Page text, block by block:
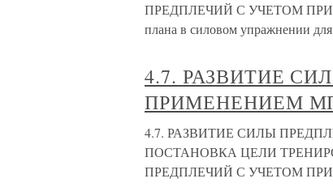
ПРЕДПЛЕЧИЙ С УЧЕТОМ
плана в силовом упражнении
4.7. РАЗВИТИЕ
ПРИМЕНЕНИЕМ
4.7. РАЗВИТИЕ СИЛЫ
ПОСТАНОВКА ЦЕЛИ
ПРЕДПЛЕЧИЙ С УЧЕТОМ